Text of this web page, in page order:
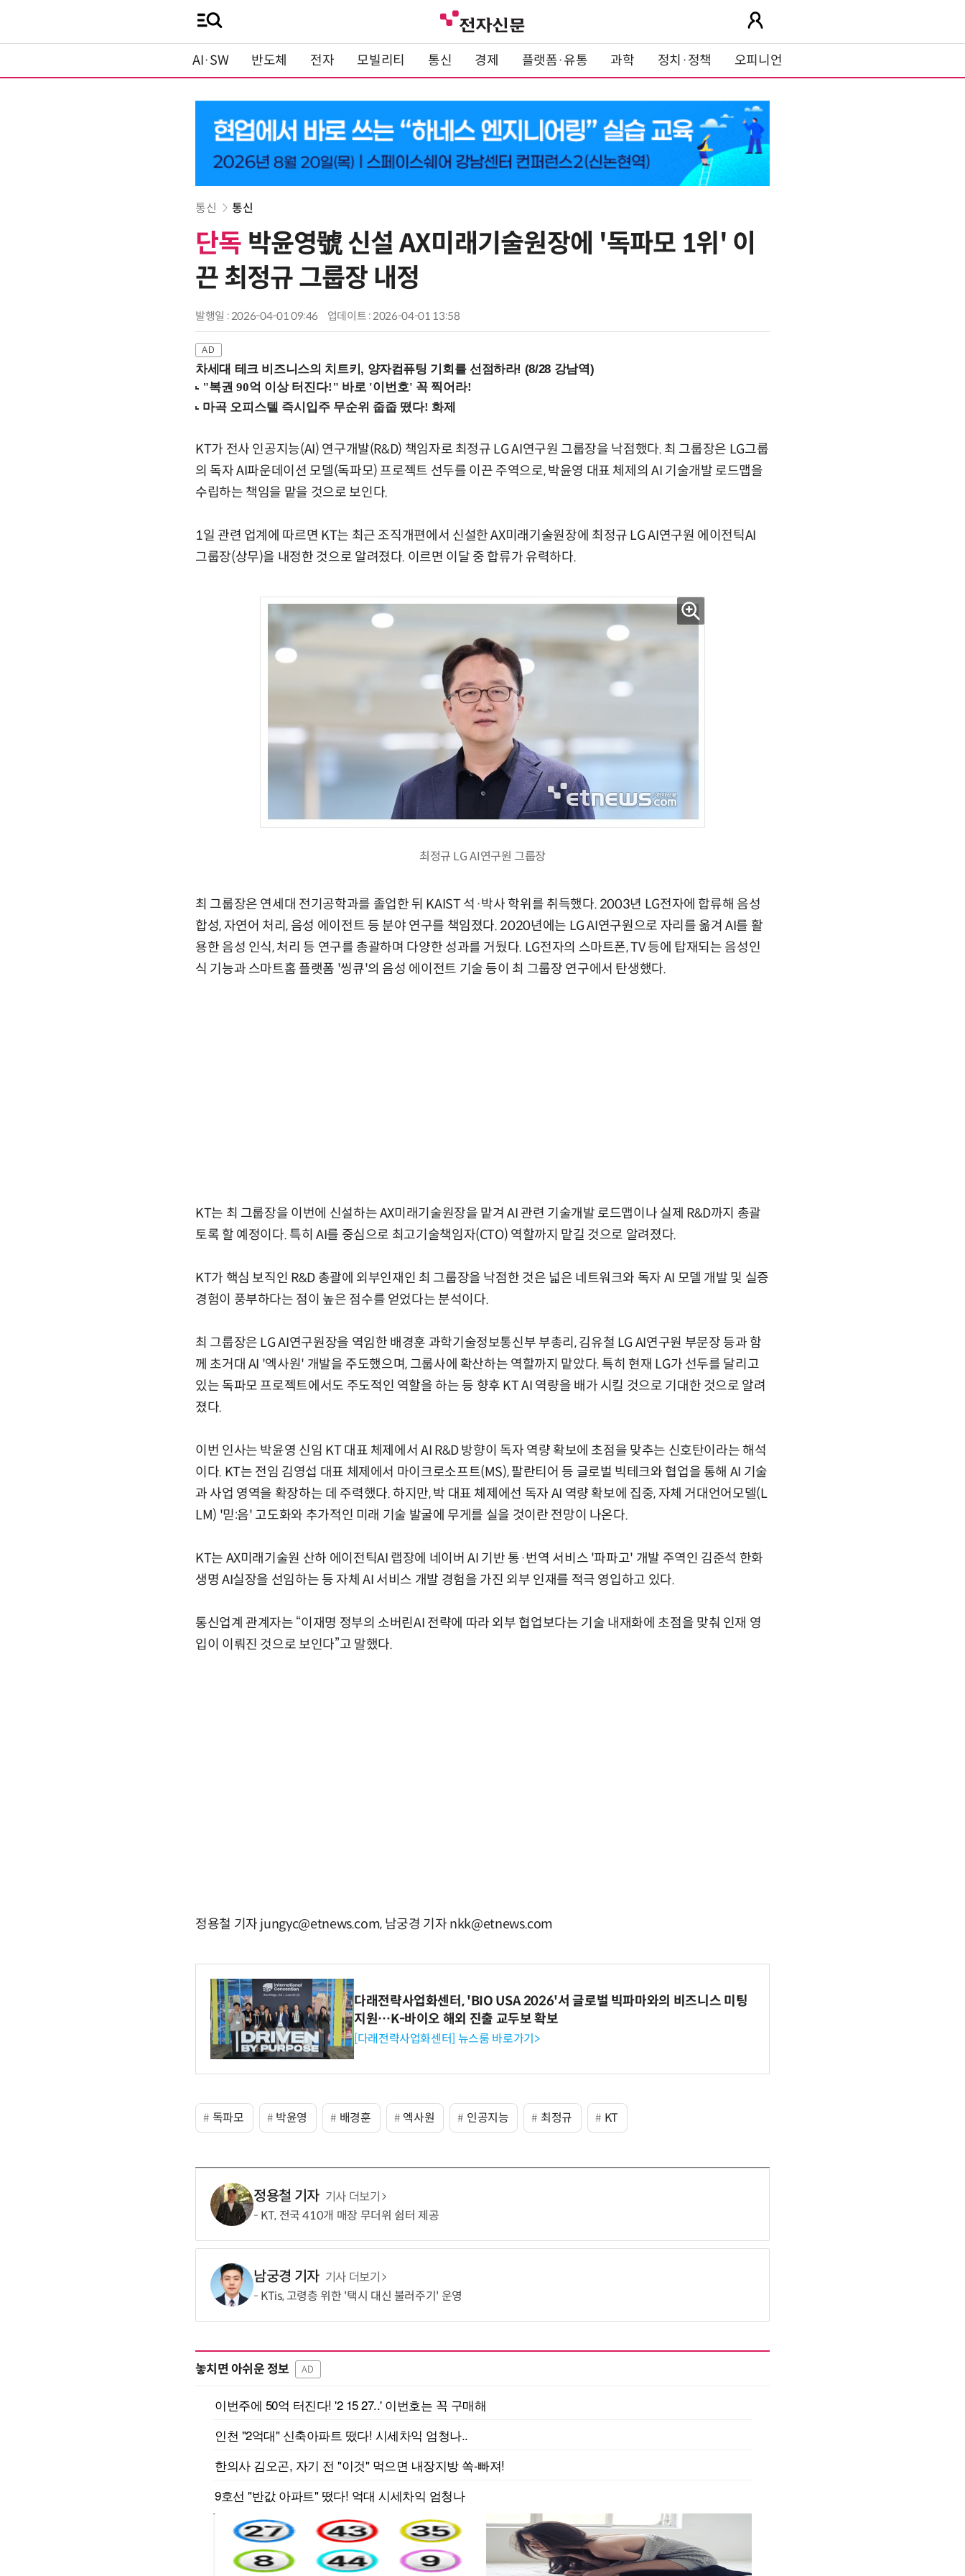
AI·SW 반도체 전자 모빌리티 통신 경제 플랫폼·유통 과학 정치·정책 오피니언
통신 통신
단독 박윤영號 신설 AX미래기술원장에 '독파모 1위' 이
끈 최정규 그룹장 내정
발행일 : 2026-04-01 09:46 업데이트 : 2026-04-01 13:58
차세대 테크 비즈니스의 치트키, 양자컴퓨팅 기회를 선점하라! (8/28 강남역)
KT가 전사 인공지능(AI) 연구개발(R&D) 책임자로 최정규 LG AI연구원 그룹장을 낙점했다. 최 그룹장은 LG그룹
의 독자 AI파운데이션 모델(독파모) 프로젝트 선두를 이끈 주역으로, 박윤영 대표 체제의 AI 기술개발 로드맵을
수립하는 책임을 맡을 것으로 보인다.
1일 관련 업계에 따르면 KT는 최근 조직개편에서 신설한 AX미래기술원장에 최정규 LG AI연구원 에이전틱AI
그룹장(상무)을 내정한 것으로 알려졌다. 이르면 이달 중 합류가 유력하다.
최정규 LG AI연구원 그룹장
최 그룹장은 연세대 전기공학과를 졸업한 뒤 KAIST 석·박사 학위를 취득했다. 2003년 LG전자에 합류해 음성
합성, 자연어 처리, 음성 에이전트 등 분야 연구를 책임졌다. 2020년에는 LG AI연구원으로 자리를 옮겨 AI를 활
용한 음성 인식, 처리 등 연구를 총괄하며 다양한 성과를 거뒀다. LG전자의 스마트폰, TV 등에 탑재되는 음성인
식 기능과 스마트홈 플랫폼 '씽큐'의 음성 에이전트 기술 등이 최 그룹장 연구에서 탄생했다.
KT는 최 그룹장을 이번에 신설하는 AX미래기술원장을 맡겨 AI 관련 기술개발 로드맵이나 실제 R&D까지 총괄
토록 할 예정이다. 특히 AI를 중심으로 최고기술책임자(CTO) 역할까지 맡길 것으로 알려졌다.
KT가 핵심 보직인 R&D 총괄에 외부인재인 최 그룹장을 낙점한 것은 넓은 네트워크와 독자 AI 모델 개발 및 실증
경험이 풍부하다는 점이 높은 점수를 얻었다는 분석이다.
최 그룹장은 LG AI연구원장을 역임한 배경훈 과학기술정보통신부 부총리, 김유철 LG AI연구원 부문장 등과 함
께 초거대 AI '엑사원' 개발을 주도했으며, 그룹사에 확산하는 역할까지 맡았다. 특히 현재 LG가 선두를 달리고
있는 독파모 프로젝트에서도 주도적인 역할을 하는 등 향후 KT AI 역량을 배가 시킬 것으로 기대한 것으로 알려
졌다.
이번 인사는 박윤영 신임 KT 대표 체제에서 AI R&D 방향이 독자 역량 확보에 초점을 맞추는 신호탄이라는 해석
이다. KT는 전임 김영섭 대표 체제에서 마이크로소프트(MS), 팔란티어 등 글로벌 빅테크와 협업을 통해 AI 기술
과 사업 영역을 확장하는 데 주력했다. 하지만, 박 대표 체제에선 독자 AI 역량 확보에 집중, 자체 거대언어모델(L
LM) '믿:음' 고도화와 추가적인 미래 기술 발굴에 무게를 실을 것이란 전망이 나온다.
KT는 AX미래기술원 산하 에이전틱AI 랩장에 네이버 AI 기반 통·번역 서비스 '파파고' 개발 주역인 김준석 한화
생명 AI실장을 선임하는 등 자체 AI 서비스 개발 경험을 가진 외부 인재를 적극 영입하고 있다.
통신업계 관계자는 “이재명 정부의 소버린AI 전략에 따라 외부 협업보다는 기술 내재화에 초점을 맞춰 인재 영
입이 이뤄진 것으로 보인다”고 말했다.
정용철 기자 jungyc@etnews.com, 남궁경 기자 nkk@etnews.com
다래전략사업화센터, 'BIO USA 2026'서 글로벌 빅파마와의 비즈니스 미팅
지원…K-바이오 해외 진출 교두보 확보
[다래전략사업화센터] 뉴스룸 바로가기>
독파모 박윤영 배경훈 엑사원 인공지능 최정규 KT
정용철 기자 기사 더보기
KT, 전국 410개 매장 무더위 쉼터 제공
남궁경 기자 기사 더보기
KTis, 고령층 위한 '택시 대신 불러주기' 운영
놓치면 아쉬운 정보 AD